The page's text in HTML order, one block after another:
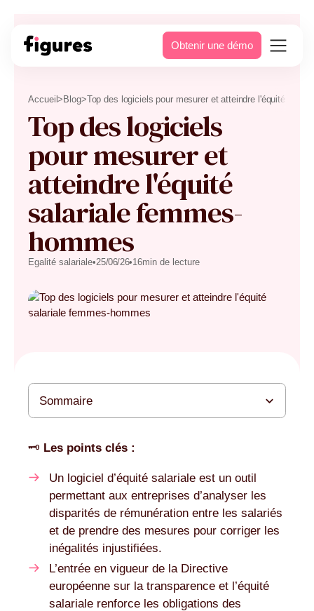
Obtenir une démo
Accueil> Blog>Top des logiciels pour mesurer et atteindre l'équité
Top des logiciels
pour mesurer et
atteindre l'équité
salariale femmes-
hommes
Egalité salariale•25/06/26•16min de lecture
Sommaire
et d’égalité salariale
salariale : la FAQ
: les sources
🗝 Les points clés :
Un logiciel d’équité salariale est un outil
permettant aux entreprises d’analyser les
disparités de rémunération entre les salariés
et de prendre des mesures pour corriger les
inégalités injustifiées.
L’entrée en vigueur de la Directive
européenne sur la transparence et l’équité
salariale renforce les obligations des